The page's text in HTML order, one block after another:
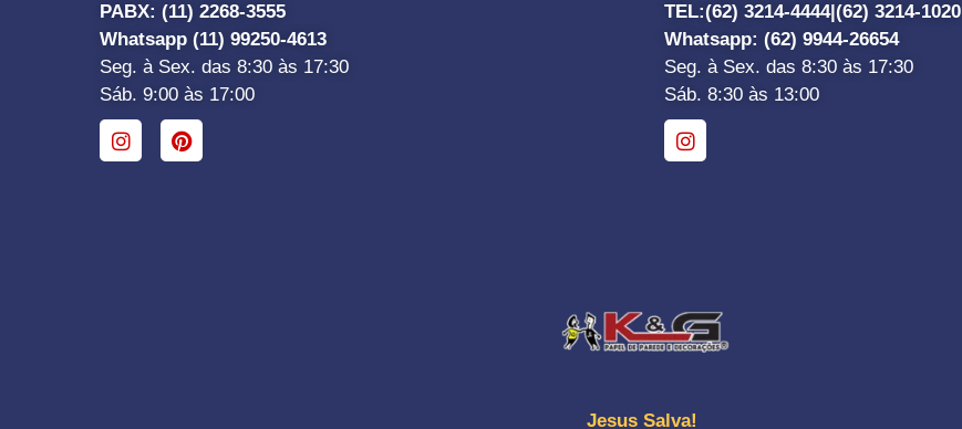
PABX: (11) 2268-3555
Whatsapp (11) 99250-4613
Seg. à Sex. das 8:30 às 17:30
Sáb. 9:00 às 17:00
TEL:(62) 3214-4444| (62) 3214-1020
Whatsapp: (62) 9944-26654
Seg. à Sex. das 8:30 às 17:30
Sáb. 8:30 às 13:00
Jesus Salva!